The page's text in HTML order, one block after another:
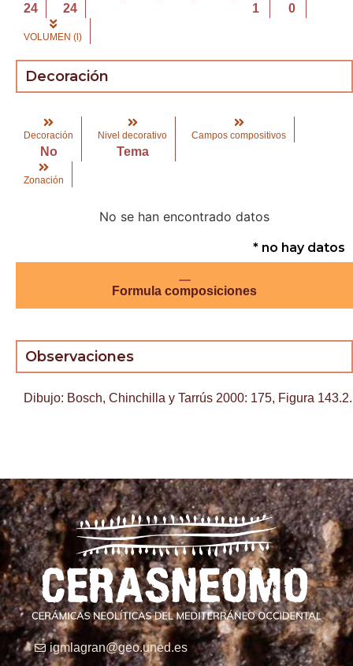
24 24 1 0
VOLUMEN (l)
Decoración
Decoración
No
Nivel decorativo
Tema
Campos compositivos
Zonación
No se han encontrado datos
* no hay datos
Formula composiciones
Observaciones
Dibujo: Bosch, Chinchilla y Tarrús 2000: 175, Figura 143.2.
igmlagran@geo.uned.es